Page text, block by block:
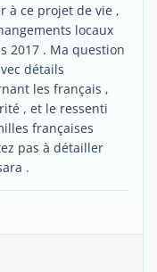
à ce projet de vie ,
locaux
2017 . Ma question
détails
les français ,
, et le ressenti
françaises
pas à détailler
.